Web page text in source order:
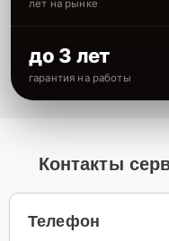
лет на рынке
до 3 лет
гарантия на работы
Контакты
Телефон